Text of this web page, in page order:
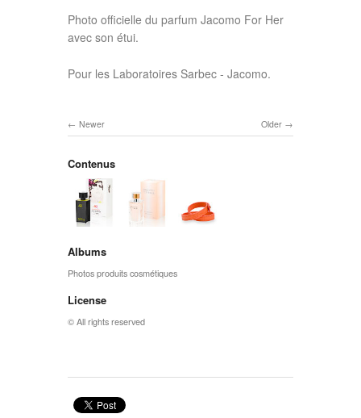
Photo officielle du parfum Jacomo For Her
avec son étui.
Pour les Laboratoires Sarbec - Jacomo.
Older
Newer
Contenus
Albums
Photos produits cosmétiques
License
© All rights reserved